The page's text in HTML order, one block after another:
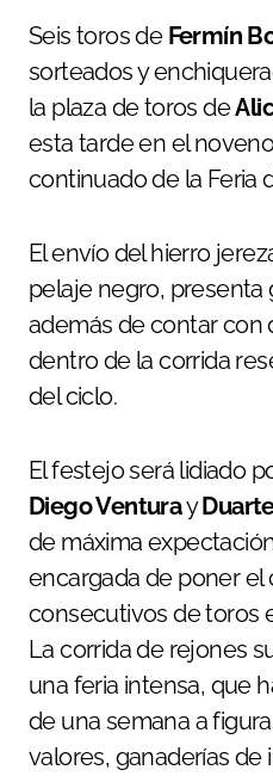
Seis toros de Fermín
sorteados y
la plaza de toros de
esta tarde en el
continuado de la Feria
El envío del hierro
pelaje negro, presenta
además de contar con
dentro de la corrida
del ciclo.
El festejo será lidiado
Diego Venturay
de máxima
encargada de poner el
consecutivos de toros
La corrida de rejones
una feria intensa, que
de una semana a
valores, ganaderías de